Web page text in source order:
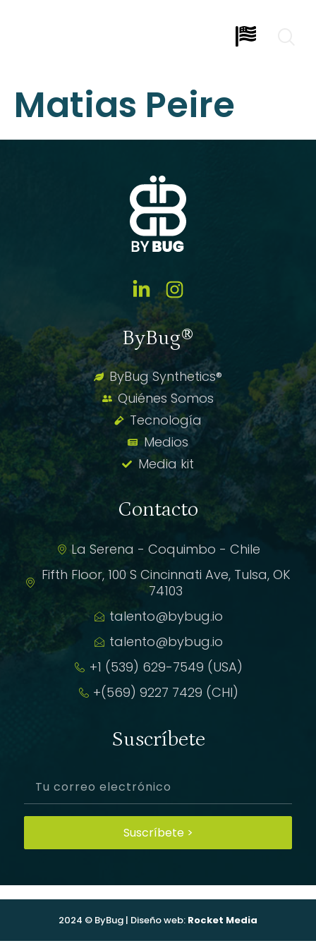
Matias Peire
ByBug®
ByBug Synthetics®
Quiénes Somos
Tecnología
Medios
Media kit
Contacto
La Serena - Coquimbo - Chile
Fifth Floor, 100 S Cincinnati Ave, Tulsa, OK
74103
talento@bybug.io
talento@bybug.io
+1 (539) 629-7549 (USA)
+(569) 9227 7429 (CHI)
Suscríbete
Suscríbete >
2024 © ByBug | Diseño web: Rocket Media